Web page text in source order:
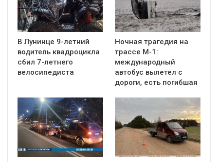
В Лунинце 9-летний
водитель квадроцикла
сбил 7-летнего
велосипедиста
Ночная трагедия на
трассе М-1:
международный
автобус вылетел с
дороги, есть погибшая